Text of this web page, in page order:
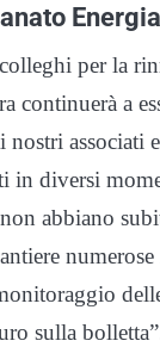
per la
continuerà a
nostri
in diversi
abbiano
sulla